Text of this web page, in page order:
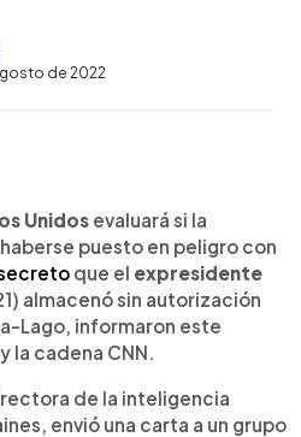
de 2022
Unidos evaluará si la
puesto en peligro con
que el expresidente
almacenó sin autorización
Lago, informaron este
cadena CNN.
de la inteligencia
envió una carta a un grupo